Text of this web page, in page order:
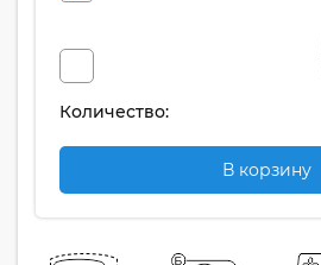
Количество:
В корзину